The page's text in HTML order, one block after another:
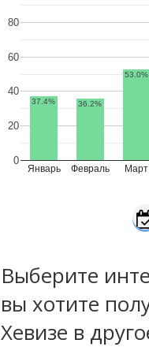
Январь Февраль Март
0
20
40
60
80
37.4% 36.2%
53.0%
Выберите
вы хотите
Хевизе в